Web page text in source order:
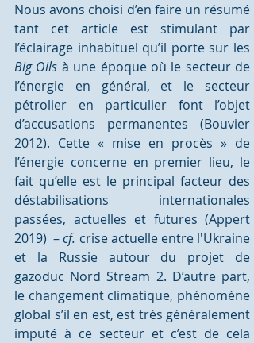
Nous avons choisi d’en faire un résumé
tant cet article est stimulant par
Big Oils à une époque où le secteur de
l’énergie en général, et le secteur
pétrolier en particulier font l’objet
d’accusations permanentes (Bouvier
2012). Cette « mise en procès » de
l’énergie concerne en premier lieu, le
fait qu’elle est le principal facteur des
déstabilisations internationales
passées, actuelles et futures (Appert
2019)  – cf. crise actuelle entre l'Ukraine
et la Russie autour du projet de
gazoduc Nord Stream 2. D’autre part,
le changement climatique, phénomène
global s’il en est, est très généralement
imputé à ce secteur et c’est de cela